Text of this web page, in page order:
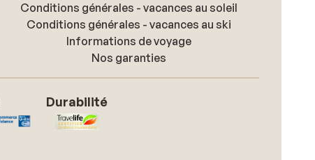
Conditions générales - vacances au soleil
Conditions générales - vacances au ski
Informations de voyage
Nos garanties
Durabilité